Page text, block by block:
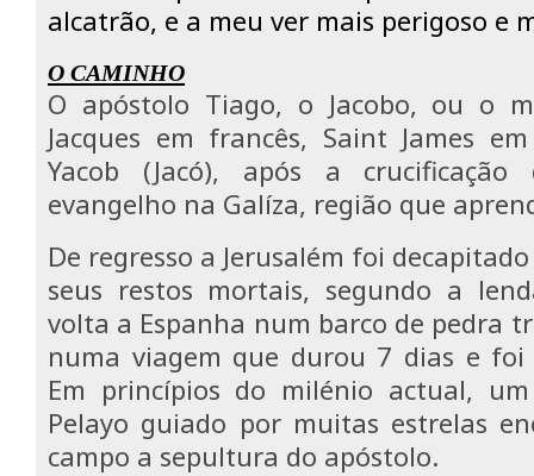
alcatrão, e a meu ver mais perigoso e
O CAMINHO
O apóstolo Tiago, o Jacobo, ou o
Jacques em francês, Saint James
Yacob (Jacó), após a
evangelho na Galíza, região que
De regresso a Jerusalém foi
seus restos mortais, segundo a
volta a Espanha num barco de pedra
numa viagem que durou 7 dias e
Em princípios do milénio actual, um
Pelayo guiado por muitas estrelas
campo a sepultura do apóstolo.